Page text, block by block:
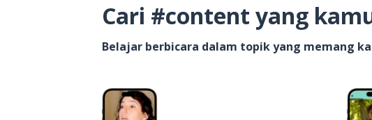
Cari #content yang
Belajar berbicara dalam topik yang memang